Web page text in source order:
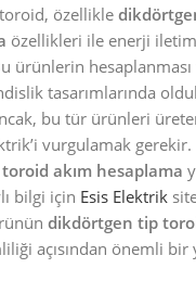
özellikle
özellikleri ile enerji
ürünlerin
tasarımlarında
bu tür ürünleri
vurgulamak gerekir.
akım hesaplama
bilgi için Esis Elektrik
dikdörtgen tip
açısından önemli bir